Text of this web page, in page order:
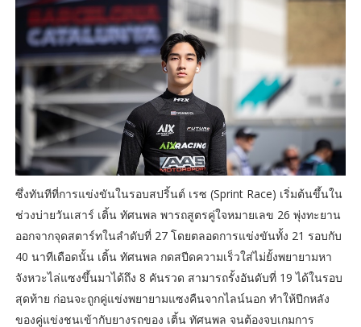
ซึ่งทันทีที่การแข่งขันในรอบสปริ้นต์ เรซ (Sprint Race) เริ่มต้นขึ้นใน
ช่วงบ่ายวันเสาร์ เติ้น ทัศนพล พารถสูตรคู่ใจหมายเลข 26 พุ่งทะยาน
ออกจากจุดสตาร์ทในลำดับที่ 27 โดยตลอดการแข่งขันทั้ง 21 รอบกับ
40 นาทีเดือดนั้น เติ้น ทัศนพล กดสปีดความเร็วใส่ไม่ยั้งพยายามหา
จังหวะไล่แซงขึ้นมาได้ถึง 8 คันรวด สามารถรั้งอันดับที่ 19 ได้ในรอบ
สุดท้าย ก่อนจะถูกคู่แข่งพยายามแซงคืนจากไลน์นอก ทำให้ปีกหลัง
ของคู่แข่งชนเข้ากับยางรถของ เติ้น ทัศนพล จนต้องจบเกมการ